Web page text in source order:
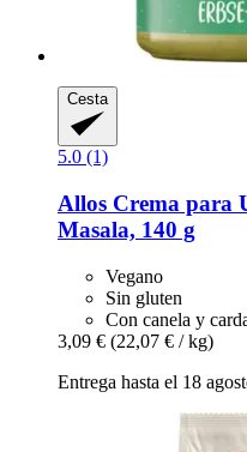
Cesta
5.0 (1)
Allos Crema para
Masala, 140 g
Vegano
Sin gluten
Con canela y
3,09 € (22,07 € / kg)
Entrega hasta el 18